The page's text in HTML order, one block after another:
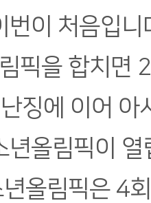
번이 처음입니
픽을 합치면
징에 이어 아
년올림픽이 열
올림픽은 4